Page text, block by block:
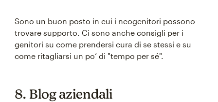
Sono un buon posto in cui i neogenitori possono
trovare supporto. Ci sono anche consigli per i
genitori su come prendersi cura di se stessi e su
come ritagliarsi un po’ di "tempo per sé".
8. Blog aziendali